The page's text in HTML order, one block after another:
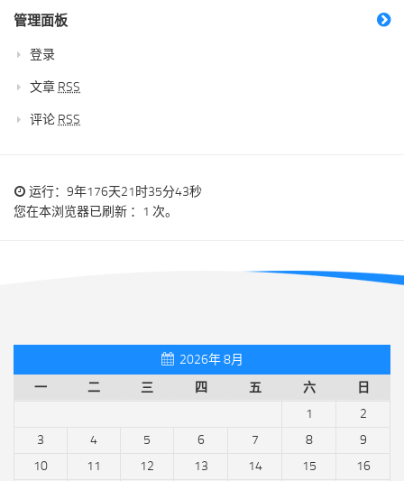
管理面板
登录
文章 RSS
评论 RSS
运行：9年176天21时35分43秒
您在本浏览器已刷新 ：1 次。
2026年 8月
一
二 三 四 五 六 日
1
2
3
4 5 6 7 8
9
10
11 12 13 14 15
16